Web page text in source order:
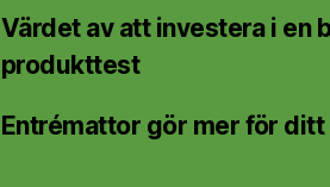
Värdet av att investera i en
produkttest
Entrémattor gör mer för